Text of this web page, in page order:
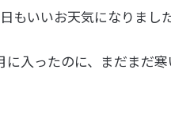
もいいお天気になりまし
に入ったのに、まだまだ